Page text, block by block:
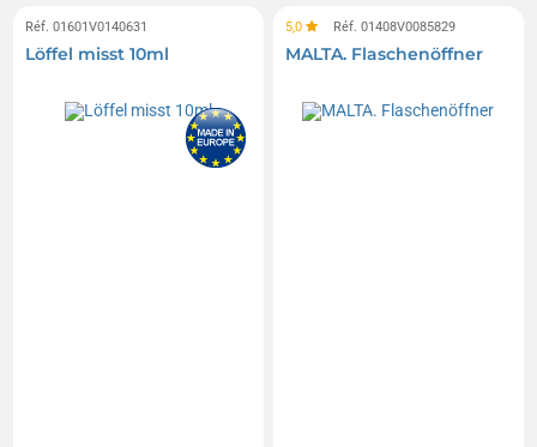
Réf. 01601V0140631
Löffel misst 10ml
5,0 Réf. 01408V0085829
MALTA. Flaschenöffner